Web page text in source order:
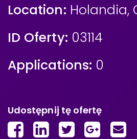
Location: Holandia,
ID Oferty: 03114
Applications: 0
Udostępnij tę ofertę